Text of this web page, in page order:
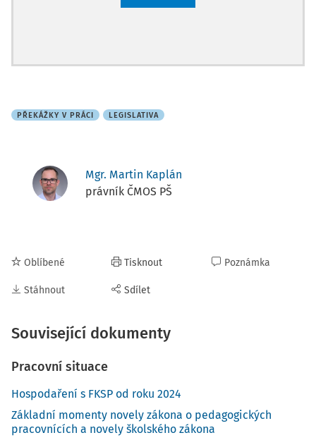
PŘEKÁŽKY V PRÁCI LEGISLATIVA
Mgr. Martin Kaplán
právník ČMOS PŠ
Oblíbené
Stáhnout
Tisknout
Sdílet
Poznámka
Související dokumenty
Pracovní situace
Hospodaření s FKSP od roku 2024
Základní momenty novely zákona o pedagogických
pracovnících a novely školského zákona